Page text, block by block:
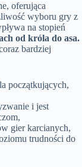
oferująca
wyboru gry z
na stopień
od króla do asa.
bardziej
początkujących,
i jest
gier karcianych,
trudności do